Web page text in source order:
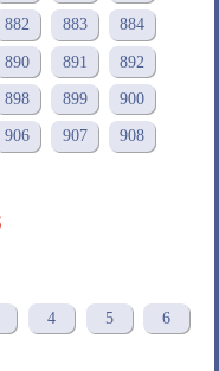
882 883 884
890 891 892
898 899 900
906 907 908
4 5 6